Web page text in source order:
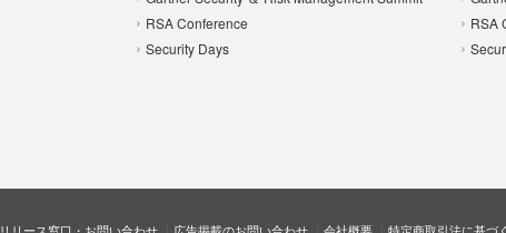
RSA Conference
Security Days
RSA